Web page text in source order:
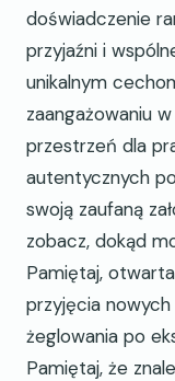
doświadczenie
przyjaźni i
unikalnym
zaangażowaniu
przestrzeń dla
autentycznych
swoją zaufaną
zobacz, dokąd
Pamiętaj,
przyjęcia
żeglowania po
Pamiętaj, że